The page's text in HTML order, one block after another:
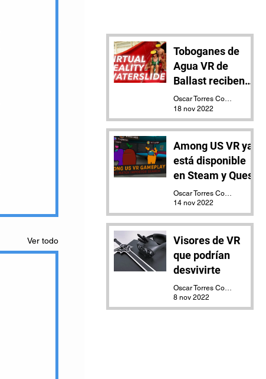
Ver todo
Toboganes de
Agua VR de
Ballast reciben
actualización
Oscar Torres Contreras
18 nov 2022
Among US VR ya
está disponible
en Steam y Quest
14 nov 2022
Visores de VR
que podrían
desvivirte
8 nov 2022